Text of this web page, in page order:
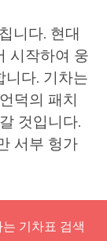
니다. 현대
시작하여 웅
니다. 기차는
덕의 패치
것입니다.
서부 헝가
기차표 검색